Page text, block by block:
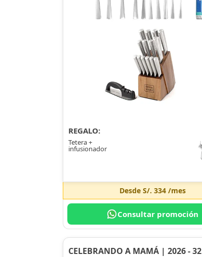
REGALO:
Tetera +
infusionador
Desde S/. 334/mes
Consultar promoción
CELEBRANDO A MAMÁ | 2026 - 32